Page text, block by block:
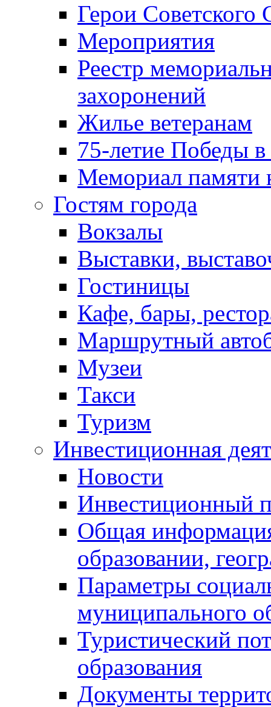
Герои Советского
Мероприятия
Реестр
захоронений
Жилье ветеранам
75-летие Победы
Мемориал памяти
Гостям города
Вокзалы
Выставки,
Гостиницы
Кафе, бары,
Маршрутный
Музеи
Такси
Туризм
Инвестиционная
Новости
Инвестиционный
Общая
образовании,
Параметры
муниципального
Туристический
образования
Документы